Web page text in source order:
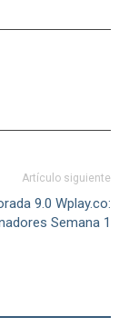
Artículo siguiente
9.0 Wplay.co:
Semana 1